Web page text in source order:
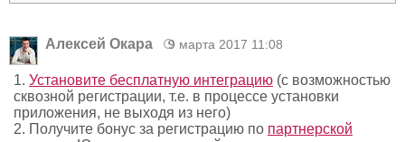
Алексей Окара 9 марта 2017 11:08
1. Установите бесплатную интеграцию (с возможностью
сквозной регистрации, т.е. в процессе установки
приложения, не выходя из него)
2. Получите бонус за регистрацию по партнерской